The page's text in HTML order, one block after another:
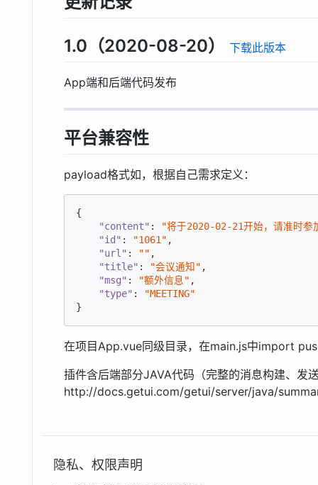
1.0（2020-08-20） 下载此版本
App端和后端代码发布
平台兼容性
payload格式如，根据自己需求定义：
{
"content" :
"将于2020-02-21开始，请准时参
"id" : "1061" ,
"url" : "" ,
"title" : "会议通知" ,
"msg" : "额外信息" ,
"type" :
"MEETING"
}
在项目App.vue同级目录，在main.js中import
插件含后端部分JAVA代码（完整的消息构建、发
http://docs.getui.com/getui/server/java/
隐私、权限声明